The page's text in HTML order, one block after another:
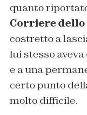
quanto
Corriere dello
costretto a
lui stesso
e a una
certo punto
molto difficile.